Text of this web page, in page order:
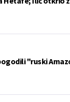
"ruski